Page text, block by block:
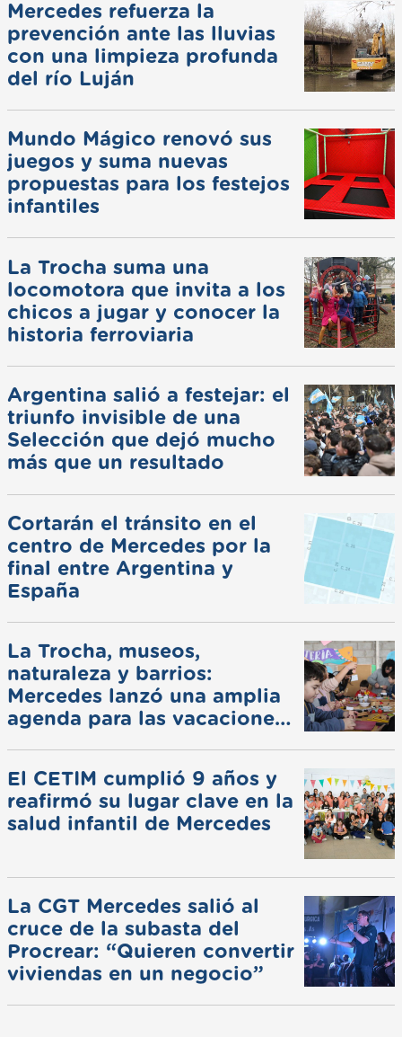
Mercedes refuerza la
prevención ante las lluvias
con una limpieza profunda
del río Luján
Mundo Mágico renovó sus
juegos y suma nuevas
propuestas para los festejos
infantiles
La Trocha suma una
locomotora que invita a los
chicos a jugar y conocer la
historia ferroviaria
Argentina salió a festejar: el
triunfo invisible de una
Selección que dejó mucho
más que un resultado
Cortarán el tránsito en el
centro de Mercedes por la
final entre Argentina y
España
La Trocha, museos,
naturaleza y barrios:
Mercedes lanzó una amplia
agenda para las vacaciones
El CETIM cumplió 9 años y
reafirmó su lugar clave en la
salud infantil de Mercedes
La CGT Mercedes salió al
cruce de la subasta del
Procrear: “Quieren convertir
viviendas en un negocio”